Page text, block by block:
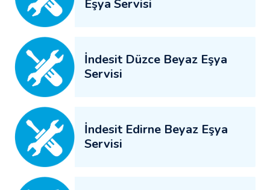
Eşya Servisi
İndesit Düzce Beyaz Eşya
Servisi
İndesit Edirne Beyaz Eşya
Servisi